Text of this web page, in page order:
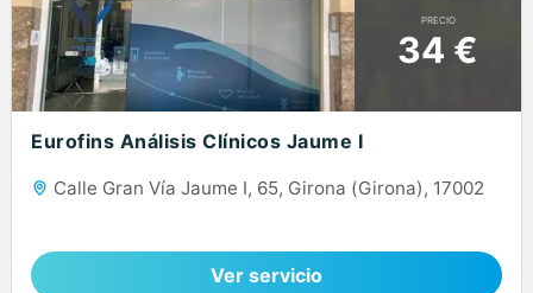
PRECIO
34 €
Eurofins Análisis Clínicos Jaume I
Calle Gran Vía Jaume I, 65, Girona (Girona), 17002
Ver servicio